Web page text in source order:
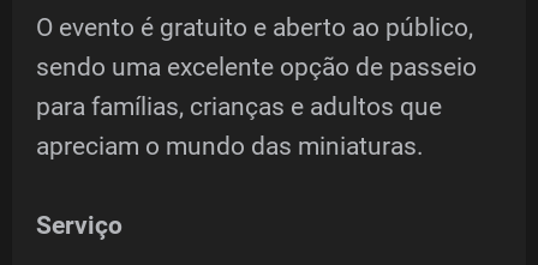
O evento é gratuito e aberto ao público,
sendo uma excelente opção de passeio
para famílias, crianças e adultos que
apreciam o mundo das miniaturas.
Serviço